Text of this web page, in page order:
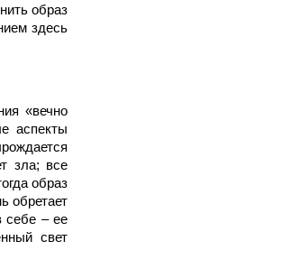
образ
здесь
«вечно
аспекты
зла; все
образ
обретает
себе – ее
свет